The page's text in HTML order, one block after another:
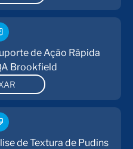
de Ação Rápida
Brookfield
de Textura de Pudins